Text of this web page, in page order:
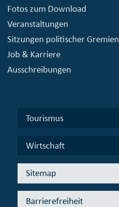
Fotos zum Download
Veranstaltungen
Sitzungen politischer Gremien
Job & Karriere
Ausschreibungen
Tourismus
Wirtschaft
Sitemap
Barrierefreiheit